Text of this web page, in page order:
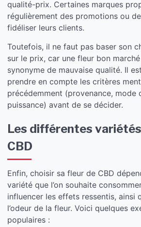
qualité-prix. Certaines marques
régulièrement des promotions ou
fidéliser leurs clients.
Toutefois, il ne faut pas baser son
sur le prix, car une fleur bon
synonyme de mauvaise qualité. Il
prendre en compte les critères
précédemment (provenance, mode
puissance) avant de se décider.
Les différentes
CBD
Enfin, choisir sa fleur de CBD
variété que l’on souhaite
influencer les effets ressentis, ainsi
l’odeur de la fleur. Voici quelques
populaires :